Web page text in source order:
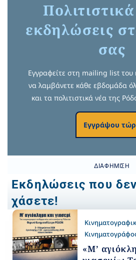
εκδηλώσεις
σας
Εγγραφείτε στη mailing list
να λαμβάνετε κάθε εβδομάδα
και τα πολιτιστικά νέα της
Εγγράψου
ΔΙΑΦΉΜΙΣΗ
Εκδηλώσεις που
χάσετε!
«Μ’